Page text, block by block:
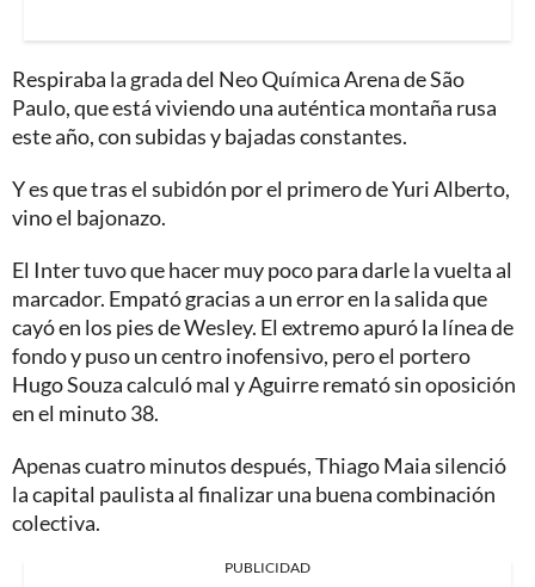
Respiraba la grada del Neo Química Arena de São
Paulo, que está viviendo una auténtica montaña rusa
este año, con subidas y bajadas constantes.
Y es que tras el subidón por el primero de Yuri Alberto,
vino el bajonazo.
El Inter tuvo que hacer muy poco para darle la vuelta al
marcador. Empató gracias a un error en la salida que
cayó en los pies de Wesley. El extremo apuró la línea de
fondo y puso un centro inofensivo, pero el portero
Hugo Souza calculó mal y Aguirre remató sin oposición
en el minuto 38.
Apenas cuatro minutos después, Thiago Maia silenció
la capital paulista al finalizar una buena combinación
colectiva.
PUBLICIDAD